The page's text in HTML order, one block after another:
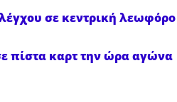
σε κεντρική λεωφόρο
πίστα καρτ την ώρα αγώνα